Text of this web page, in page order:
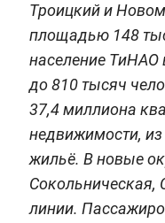
Троицкий и
площадью 148
население ТиНАО
до 810 тысяч
37,4 миллиона
недвижимости,
жильё. В новые
Сокольническая,
линии.